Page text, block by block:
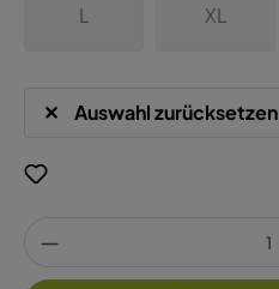
L XL
Auswahl zurücksetzen